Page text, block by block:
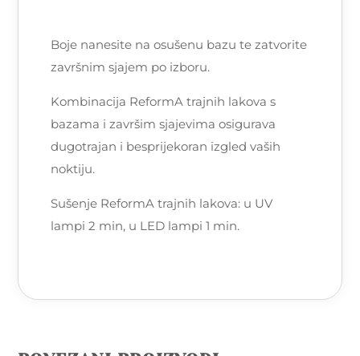
Boje nanesite na osušenu bazu te zatvorite
završnim sjajem po izboru.
Kombinacija ReformA trajnih lakova s
bazama i završim sjajevima osigurava
dugotrajan i besprijekoran izgled vaših
noktiju.
Sušenje ReformA trajnih lakova: u UV
lampi 2 min, u LED lampi 1 min.